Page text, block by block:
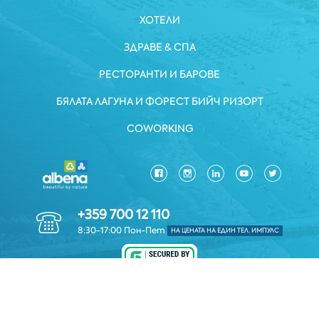
ХОТЕЛИ
ЗДРАВЕ & СПА
РЕСТОРАНТИ И БАРОВЕ
БЯЛАТА ЛАГУНА И ФОРЕСТ БИЙЧ РИЗОРТ
COWORKING
+359 700 12 110
8:30-17:00 Пон-Пет НА ЦЕНАТА НА ЕДИН ТЕЛ. ИМПУЛС